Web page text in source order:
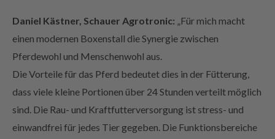
einen modernen Boxenstall die Synergie zwischen
Pferdewohl und Menschenwohl aus.
Die Vorteile für das Pferd bedeutet dies in der Fütterung,
dass viele kleine Portionen über 24 Stunden verteilt möglich
sind. Die Rau- und Kraftfutterversorgung ist stress- und
einwandfrei für jedes Tier gegeben. Die Funktionsbereiche
sind getrennt, der Sozialkontakt zu anderen Tieren aber